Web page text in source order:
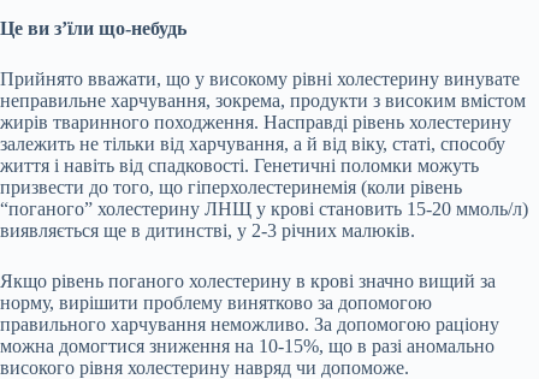
Це ви з’їли що-небудь
Прийнято вважати, що у високому рівні холестерину винувате
неправильне харчування, зокрема, продукти з високим вмістом
жирів тваринного походження. Насправді рівень холестерину
залежить не тільки від харчування, а й від віку, статі, способу
життя і навіть від спадковості. Генетичні поломки можуть
призвести до того, що гіперхолестеринемія (коли рівень
“поганого” холестерину ЛНЩ у крові становить 15-20 ммоль/л)
виявляється ще в дитинстві, у 2-3 річних малюків.
Якщо рівень поганого холестерину в крові значно вищий за
норму, вирішити проблему винятково за допомогою
правильного харчування неможливо. За допомогою раціону
можна домогтися зниження на 10-15%, що в разі аномально
високого рівня холестерину навряд чи допоможе.